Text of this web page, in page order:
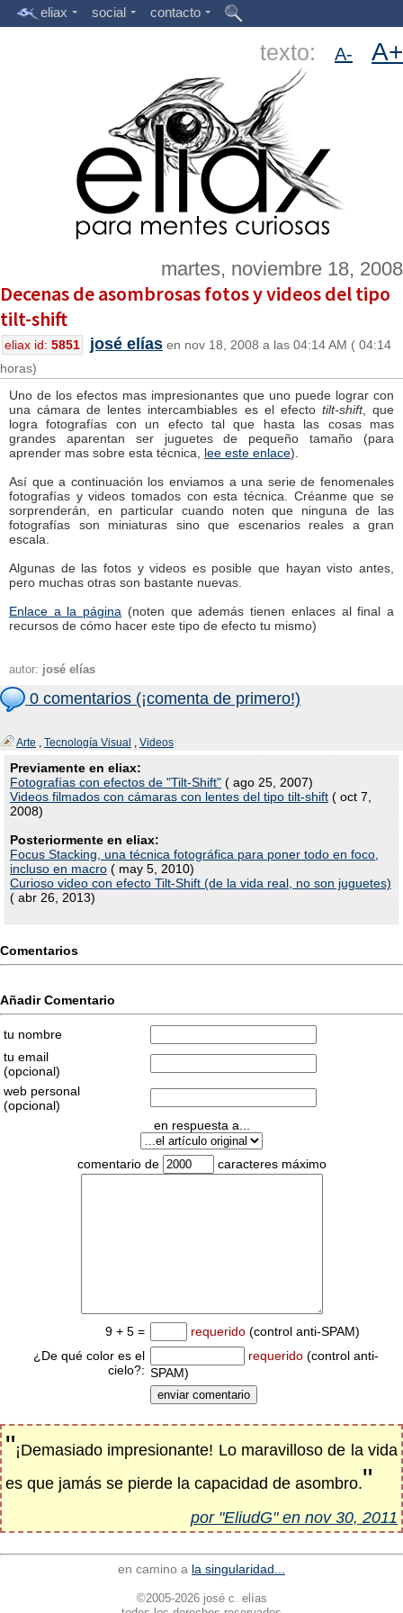
eliax social contacto
texto: A- A+
martes, noviembre 18, 2008
Decenas de asombrosas fotos y videos del tipo
tilt-shift
eliax id: 5851 josé elías en nov 18, 2008 a las 04:14 AM ( 04:14
horas)
Uno de los efectos mas impresionantes que uno puede lograr con
una cámara de lentes intercambiables es el efecto tilt-shift, que
logra fotografías con un efecto tal que hasta las cosas mas
grandes aparentan ser juguetes de pequeño tamaño (para
aprender mas sobre esta técnica, lee este enlace).
Así que a continuación los enviamos a una serie de fenomenales
fotografías y videos tomados con esta técnica. Créanme que se
sorprenderán, en particular cuando noten que ninguna de las
fotografías son miniaturas sino que escenarios reales a gran
escala.
Algunas de las fotos y videos es posible que hayan visto antes,
pero muchas otras son bastante nuevas.
Enlace a la página (noten que además tienen enlaces al final a
recursos de cómo hacer este tipo de efecto tu mismo)
autor: josé elías
0 comentarios (¡comenta de primero!)
Arte , Tecnología Visual , Videos
Previamente en eliax:
Fotografías con efectos de "Tilt-Shift" ( ago 25, 2007)
Videos filmados con cámaras con lentes del tipo tilt-shift ( oct 7,
2008)
Posteriormente en eliax:
Focus Stacking, una técnica fotográfica para poner todo en foco,
incluso en macro ( may 5, 2010)
Curioso video con efecto Tilt-Shift (de la vida real, no son juguetes)
( abr 26, 2013)
Comentarios
Añadir Comentario
tu nombre
tu email
(opcional)
web personal
(opcional)
en respuesta a...
comentario de caracteres máximo
9 + 5 = requerido (control anti-SPAM)
¿De qué color es el
cielo?:
requerido (control anti-
SPAM)
"¡Demasiado impresionante! Lo maravilloso de la vida
es que jamás se pierde la capacidad de asombro."
por "EliudG" en nov 30, 2011
en camino a la singularidad...
©2005-2026 josé c. elías